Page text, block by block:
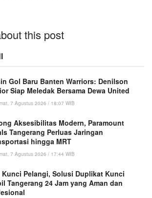
this post
Gol Baru Banten Warriors: Denilson
Siap Meledak Bersama Dewa United
7 Agustus 2026 / 18:07 WIB
Aksesibilitas Modern, Paramount
Tangerang Perluas Jaringan
hingga MRT
7 Agustus 2026 / 17:44 WIB
Pelangi, Solusi Duplikat Kunci
Tangerang 24 Jam yang Aman dan